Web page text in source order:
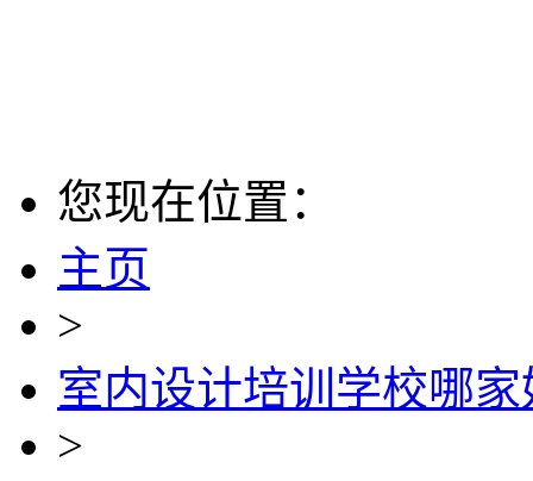
您现在位置：
主页
>
室内设计培训学校哪家
>